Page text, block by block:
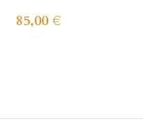
85,00€